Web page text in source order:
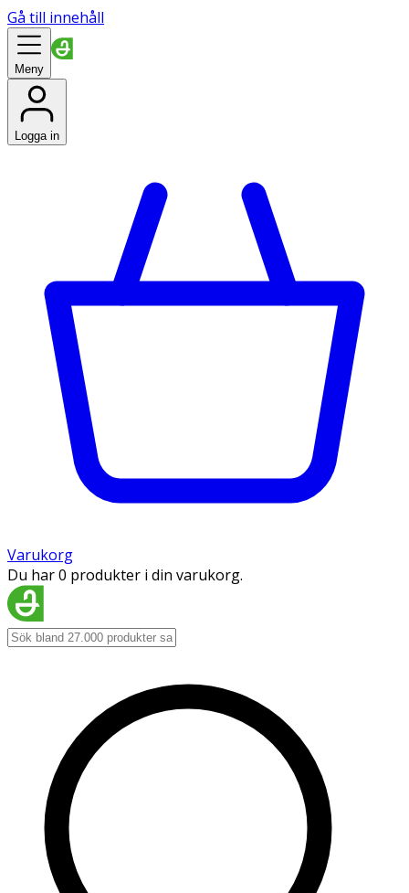
Gå till innehåll
Meny
Logga in
Varukorg
Du har 0 produkter i din varukorg.